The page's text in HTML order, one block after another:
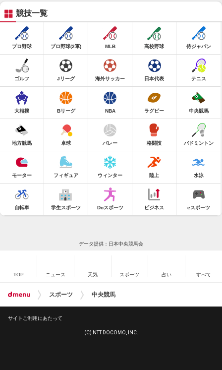
競技一覧
プロ野球 プロ野球(2軍) MLB 高校野球 侍ジャパン
ゴルフ Jリーグ 海外サッカー 日本代表 テニス
大相撲 Bリーグ NBA ラグビー 中央競馬
地方競馬 卓球 バレー 格闘技 バドミントン
モーター フィギュア ウィンター 陸上 水泳
自転車 学生スポーツ Doスポーツ ビジネス eスポーツ
データ提供：日本中央競馬会
TOP ニュース 天気 スポーツ 占い すべて
スポーツ 中央競馬
サイトご利用にあたって
(C) NTT DOCOMO, INC.